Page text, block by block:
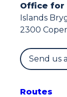
Office for
Islands
2300
Send us
Routes